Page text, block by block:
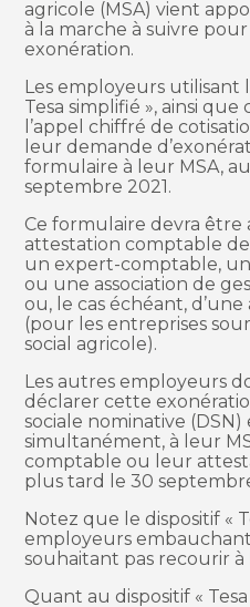
agricole (MSA) vient
à la marche à suivre
exonération.
Les employeurs utilisant
Tesa simplifié », ainsi
l’appel chiffré de
leur demande
formulaire à leur MSA,
septembre 2021.
Ce formulaire devra être
attestation comptable
un expert-comptable,
ou une association de
ou, le cas échéant,
(pour les entreprises
social agricole).
Les autres employeurs
déclarer cette
sociale nominative (DSN)
simultanément, à leur
comptable ou leur
plus tard le 30
Notez que le dispositif «
employeurs embauchant
souhaitant pas recourir à
Quant au dispositif «